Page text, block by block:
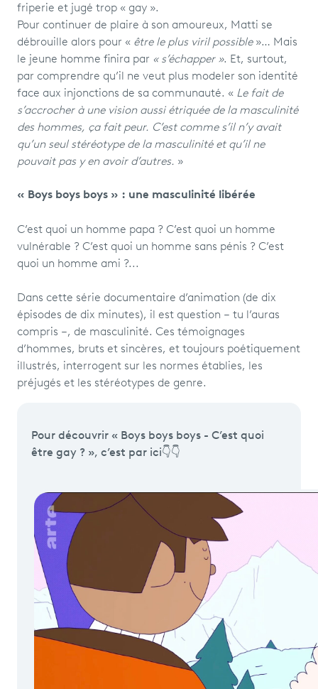
friperie et jugé trop « gay ».
Pour continuer de plaire à son amoureux, Matti se
débrouille alors pour « être le plus viril possible »… Mais
le jeune homme finira par « s’échapper ». Et, surtout,
par comprendre qu’il ne veut plus modeler son identité
face aux injonctions de sa communauté. « Le fait de
s’accrocher à une vision aussi étriquée de la masculinité
des hommes, ça fait peur. C’est comme s’il n’y avait
qu’un seul stéréotype de la masculinité et qu’il ne
pouvait pas y en avoir d’autres. »
« Boys boys boys » : une masculinité libérée
C’est quoi un homme papa ? C’est quoi un homme
vulnérable ? C’est quoi un homme sans pénis ? C’est
quoi un homme ami ?...
Dans cette série documentaire d’animation (de dix
épisodes de dix minutes), il est question – tu l’auras
compris –, de masculinité. Ces témoignages
d’hommes, bruts et sincères, et toujours poétiquement
illustrés, interrogent sur les normes établies, les
préjugés et les stéréotypes de genre.
Pour découvrir « Boys boys boys - C’est quoi
être gay ? », c’est par ici👇👇